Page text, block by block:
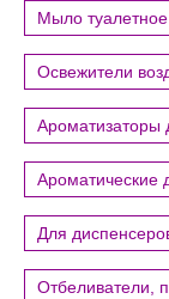
Мыло туалетное
Освежители
Ароматизаторы
Для
Отбеливатели,